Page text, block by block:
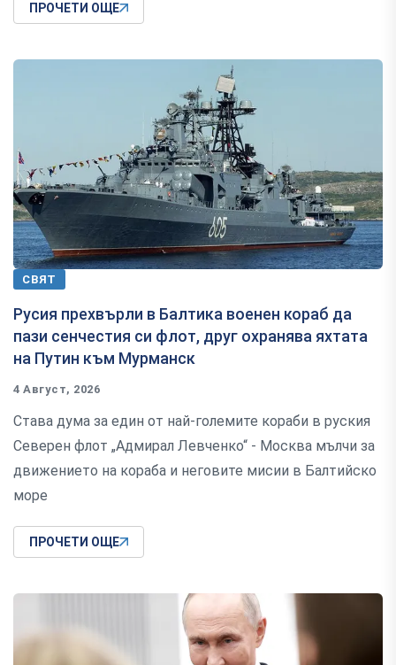
ПРОЧЕТИ ОЩЕ
СВЯТ
Русия прехвърли в Балтика военен кораб да
пази сенчестия си флот, друг охранява яхтата
на Путин към Мурманск
4 Август, 2026
Става дума за един от най-големите кораби в руския
Северен флот „Адмирал Левченко“ - Москва мълчи за
движението на кораба и неговите мисии в Балтийско
море
ПРОЧЕТИ ОЩЕ